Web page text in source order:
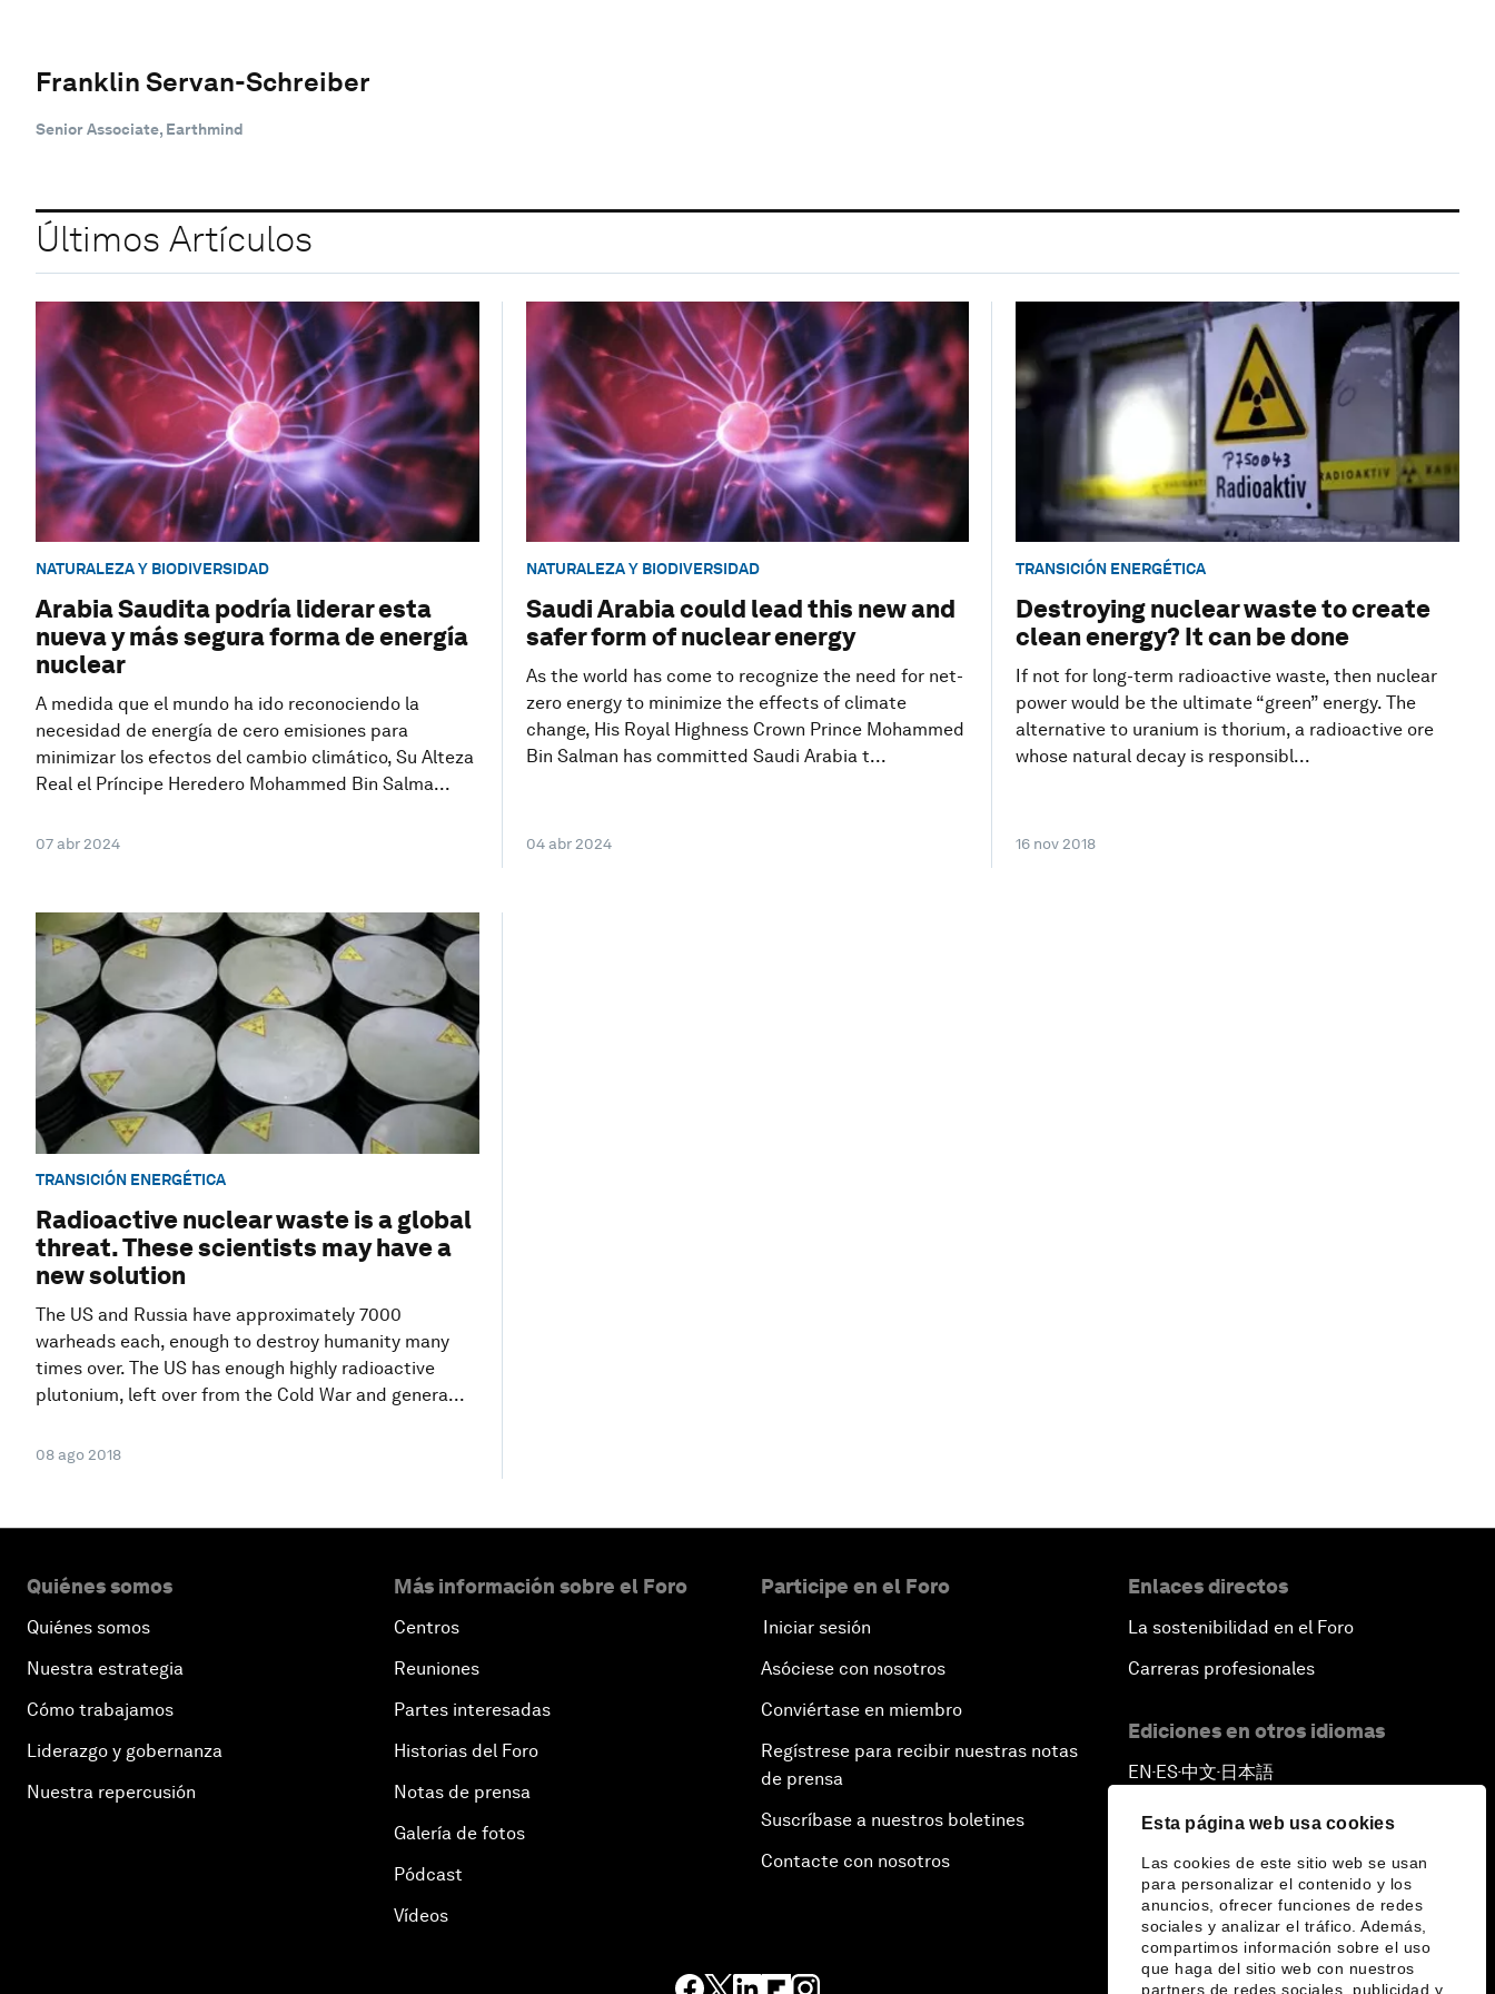
Esta página web usa cookies
Las cookies de este sitio web se usan
para personalizar el contenido y los
anuncios, ofrecer funciones de redes
sociales y analizar el tráfico. Además,
compartimos información sobre el uso
que haga del sitio web con nuestros
partners de redes sociales, publicidad y
Franklin Servan-Schreiber
Senior Associate, Earthmind
Últimos Artículos
NATURALEZA Y BIODIVERSIDAD
Arabia Saudita podría liderar esta
nueva y más segura forma de energía
nuclear
A medida que el mundo ha ido reconociendo la
necesidad de energía de cero emisiones para
minimizar los efectos del cambio climático, Su Alteza
Real el Príncipe Heredero Mohammed Bin Salma...
07 abr 2024
NATURALEZA Y BIODIVERSIDAD
Saudi Arabia could lead this new and
safer form of nuclear energy
As the world has come to recognize the need for net-
zero energy to minimize the effects of climate
change, His Royal Highness Crown Prince Mohammed
Bin Salman has committed Saudi Arabia t...
04 abr 2024
TRANSICIÓN ENERGÉTICA
Destroying nuclear waste to create
clean energy? It can be done
If not for long-term radioactive waste, then nuclear
power would be the ultimate “green” energy. The
alternative to uranium is thorium, a radioactive ore
whose natural decay is responsibl...
16 nov 2018
TRANSICIÓN ENERGÉTICA
Radioactive nuclear waste is a global
threat. These scientists may have a
new solution
The US and Russia have approximately 7000
warheads each, enough to destroy humanity many
times over. The US has enough highly radioactive
plutonium, left over from the Cold War and genera...
08 ago 2018
Quiénes somos
Quiénes somos
Nuestra estrategia
Cómo trabajamos
Liderazgo y gobernanza
Nuestra repercusión
Más información sobre el Foro
Centros
Reuniones
Partes interesadas
Historias del Foro
Notas de prensa
Galería de fotos
Pódcast
Vídeos
Participe en el Foro
Iniciar sesión
Asóciese con nosotros
Conviértase en miembro
Regístrese para recibir nuestras notas
de prensa
Suscríbase a nuestros boletines
Contacte con nosotros
Enlaces directos
La sostenibilidad en el Foro
Carreras profesionales
Ediciones en otros idiomas
EN ▪ ES▪中文▪ 日本語